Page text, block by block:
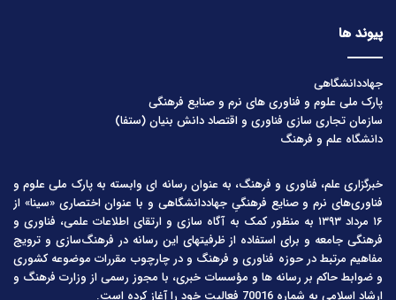
پیوند ها
جهاددانشگاهی
پارک ملی علوم و فناوری های نرم و صنایع فرهنگی
سازمان تجاری سازی فناوری و اقتصاد دانش بنیان (ستفا)
دانشگاه علم و فرهنگ
خبرگزاری علم، فناوری و فرهنگ، به عنوان رسانه ای وابسته به پارک ملی علوم و
فناوری‌های نرم و صنایع فرهنگیِ جهاددانشگاهی و با عنوان اختصاری «سینا» از
۱۶ مرداد ۱۳۹۳ به منظور کمک به آگاه سازی و ارتقای اطلاعات علمی، فناوری و
فرهنگی جامعه و برای استفاده از ظرفیتهای این رسانه در فرهنگ‌سازی و ترویج
مفاهیم مرتبط در حوزه فناوری و فرهنگ و در چارچوب مقررات موضوعه کشوری
و ضوابط حاکم بر رسانه ها و مؤسسات خبری، با مجوز رسمی از وزارت فرهنگ و
ارشاد اسلامی به شماره 70016 فعالیت خود را آغاز کرده است.